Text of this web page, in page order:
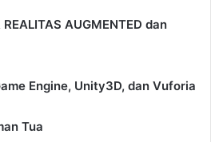
REALITAS AUGMENTED dan
Engine, Unity3D, dan Vuforia
Tua